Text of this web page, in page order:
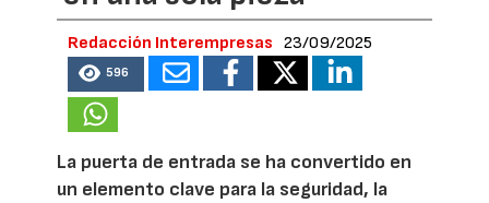
Redacción Interempresas 23/09/2025
596
La puerta de entrada se ha convertido en
un elemento clave para la seguridad, la